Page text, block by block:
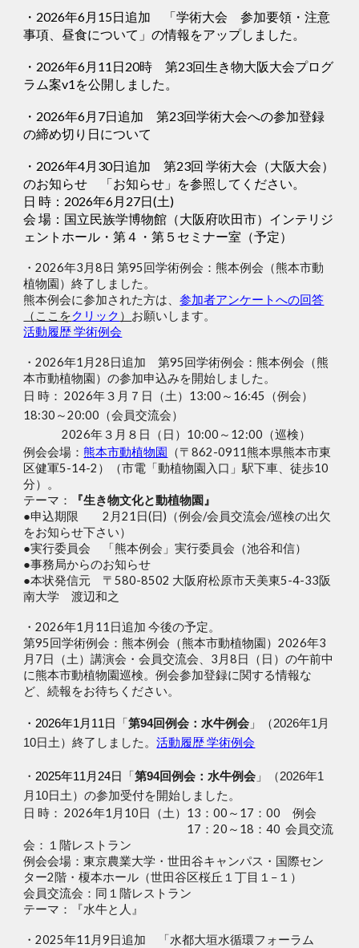
・2026年6月15日追加 「学術大会 参加要領・注意
事項、昼食について」の情報をアップしました。
・2026年6月11日20時 第23回生き物大阪大会プログ
ラム案v1を公開しました。
・2026年6月7日追加 第23回学術大会への参加登録
の締め切り日について
・ 2026年4月30日追加第23回 学術大会（大阪大会）
のお知らせ 「お知らせ」を参照してください。
日 時：2026年6月27日(土)
会 場：国立民族学博物館（大阪府吹田市）インテリジ
ェントホール・第４・第５セミナー室（予定）
・2026年3月8日 第95回学術例会：熊本例会（熊本市動
植物園）終了しました。
熊本例会に参加された方は、参加者アンケートへの回答
（ここをクリック ） お願いします。
活動履歴 学術例会
・2026年1月28日追加 第95回学術例会：熊本例会（熊
本市動植物園）の参加申込みを開始しました。
日 時： 2026年３月７日（土）13:00～16:45（例会）
18:30～20:00（会員交流会）
2026年３月８日（日）10:00～12:00（巡検）
例会会場：熊本市動植物園 （〒862-0911熊本県熊本市東
区健軍5-14-2）（市電「動植物園入口」駅下車、徒歩10
分）。
テーマ：
『生き物文化と動植物園』
●申込期限 2月21日(日)（例会/会員交流会/巡検の出欠
をお知らせ下さい）
●実行委員会 「熊本例会」実行委員会（池谷和信）
●事務局からのお知らせ
●本状発信元 〒580-8502 大阪府松原市天美東5-4-33阪
南大学 渡辺和之
・2026年1月11日追加 今後の予定。
第95回学術例会：熊本例会（熊本市動植物園）2026年3
月7日（土）講演会・会員交流会、3月8日（日）の午前中
に熊本市動植物園巡検。例会参加登録に関する情報な
ど、続報をお待ちください。
・ 2026年1月 11 日 「第94回例会：水牛例会 」（2026年1月
10日土）終了しました。活動履歴 学術例会
・ 2025年11月24日 「第94回例会：水牛例会 」（2026年1
月10日土）の参加受付を開始しました。
日 時： 2026年1月10日（土）13：00～17：00
例会
17：20～18：40 会員交流
会：１階レストラン
例会会場：東京農業大学・世田谷キャンパス ・国際セン
ター2階・榎本ホール（世田谷区桜丘１丁目１−１）
会員交流会：同１階レストラン
テーマ：『水牛と人』
・2025年11 月9日追加 「水都大垣水循環フォーラム